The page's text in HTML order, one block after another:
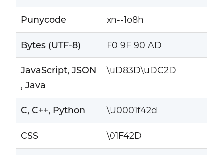
Punycode xn--1o8h
Bytes (UTF-8) F0 9F 90 AD
JavaScript, JSON
, Java
\uD83D\uDC2D
C, C++, Python \U0001f42d
CSS \01F42D